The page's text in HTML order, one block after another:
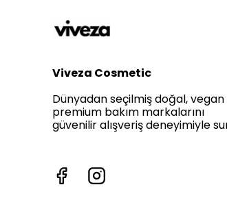
Viveza Cosmetic
Dünyadan seçilmiş doğal,
premium bakım markalarını
güvenilir alışveriş deneyimiyle